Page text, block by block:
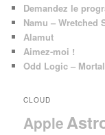
Demandez le
Namu – Wretched
Alamut
Aimez-moi !
Odd Logic –
CLOUD
Apple